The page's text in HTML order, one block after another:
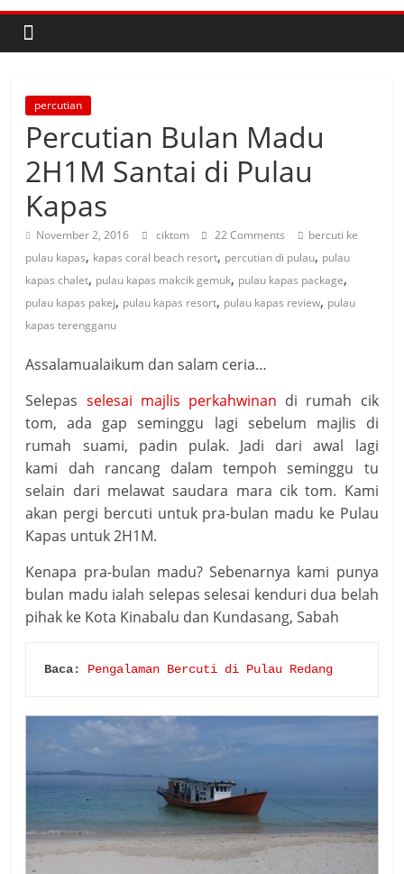
percutian
Percutian Bulan Madu
2H1M Santai di Pulau
Kapas
November 2, 2016 ciktom 22 Comments
bercuti ke
pulau kapas, kapas coral beach resort, percutian di pulau, pulau
kapas chalet, pulau kapas makcik gemuk, pulau kapas package,
pulau kapas pakej, pulau kapas resort, pulau kapas review, pulau
kapas terengganu
Assalamualaikum dan salam ceria…
Selepas selesai majlis perkahwinan di rumah cik
tom, ada gap seminggu lagi sebelum majlis di
rumah suami, padin pulak. Jadi dari awal lagi
kami dah rancang dalam tempoh seminggu tu
selain dari melawat saudara mara cik tom. Kami
akan pergi bercuti untuk pra-bulan madu ke Pulau
Kapas untuk 2H1M.
Kenapa pra-bulan madu? Sebenarnya kami punya
bulan madu ialah selepas selesai kenduri dua belah
pihak ke Kota Kinabalu dan Kundasang, Sabah
Baca: Pengalaman Bercuti di Pulau Redang